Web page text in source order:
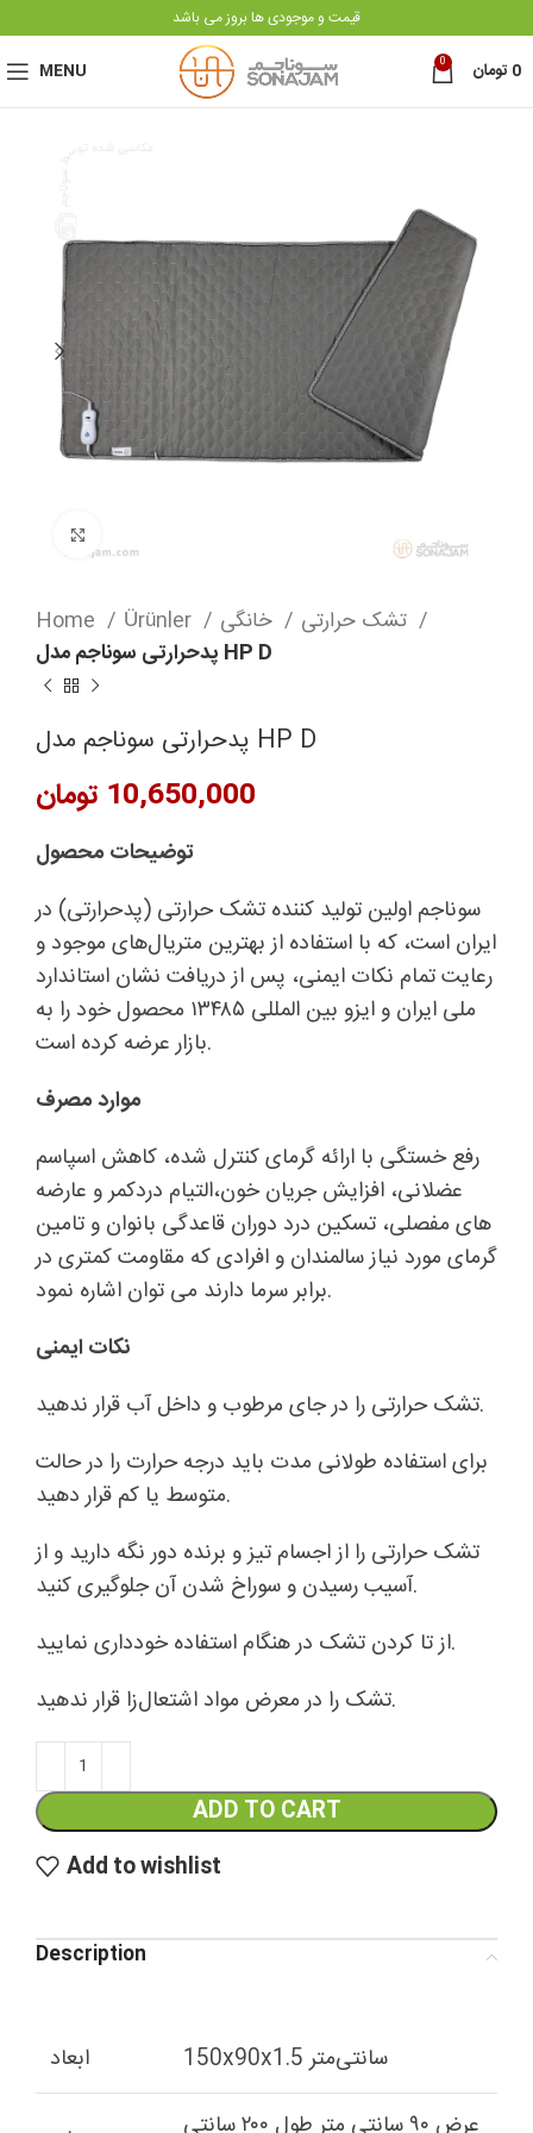
قیمت و موجودی ها بروز می باشد
MENU 0 0 تومان
Home Ürünler
پدحرارتی سوناجم مدل HP D
پدحرارتی سوناجم مدل HP D
تومان
توضیحات محصول
سوناجم اولین تولید کننده تشک حرارتی (پدحرارتی) در
ایران است، که با استفاده از بهترین متریال‌های موجود و
رعایت تمام نکات ایمنی، پس از دریافت نشان استاندارد
ملی ایران و ایزو بین المللی ۱۳۴۸۵ محصول خود را به
بازار عرضه کرده است.
موارد مصرف
رفع خستگی با ارائه گرمای کنترل شده، کاهش اسپاسم
عضلانی، افزایش جریان خون،التیام دردکمر و عارضه
های مفصلی، تسکین درد‌ دوران قاعدگی بانوان و تامین
گرمای مورد نیاز سالمندان و افرادی که مقاومت کمتری در
برابر سرما دارند می توان اشاره نمود.
نکات ایمنی
تشک حرارتی را در جای مرطوب و داخل آب قرار ندهید.
برای استفاده طولانی مدت باید درجه حرارت را در حالت
متوسط یا کم قرار دهید.
تشک حرارتی را از اجسام تیز و برنده دور نگه دارید و از
آسیب رسیدن و سوراخ شدن آن جلوگیری کنید.
از تا کردن تشک در هنگام استفاده خودداری نمایید.
تشک را در معرض مواد اشتعال‌زا قرار ندهید.
ADD TO CART
Add to wishlist
Description
ابعاد 150x90x1.5 سانتی‌متر
عرض ۹۰ سانتی متر طول ۲۰۰ سانتی